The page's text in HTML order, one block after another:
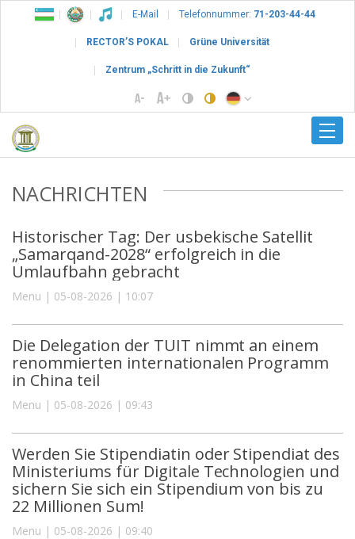
E-Mail Telefonnummer: 71-203-44-44
RECTOR’S POKAL Grüne Universität
Zentrum „Schritt in die Zukunft“
NACHRICHTEN
Historischer Tag: Der usbekische Satellit
„Samarqand-2028“ erfolgreich in die
Umlaufbahn gebracht
Menu | 05-08-2026 | 10:07
Die Delegation der TUIT nimmt an einem
renommierten internationalen Programm
in China teil
Menu | 05-08-2026 | 09:43
Werden Sie Stipendiatin oder Stipendiat des
Ministeriums für Digitale Technologien und
sichern Sie sich ein Stipendium von bis zu
22 Millionen Sum!
Menu | 05-08-2026 | 09:40